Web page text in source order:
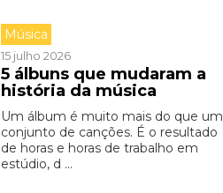
Música
15 julho 2026
5 álbuns que mudaram a
história da música
Um álbum é muito mais do que um
conjunto de canções. É o resultado
de horas e horas de trabalho em
estúdio, d ...